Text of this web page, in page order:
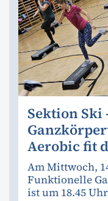
Sektion
Aerobic fit
Am Mittwoch,
Funktionelle
ist um 18.45